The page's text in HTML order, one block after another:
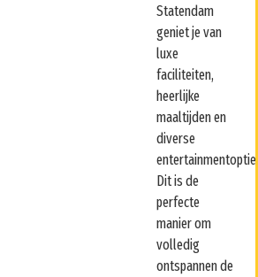
Statendam
geniet je van
luxe
faciliteiten,
heerlijke
maaltijden en
diverse
entertainmentopties.
Dit is de
perfecte
manier om
volledig
ontspannen de